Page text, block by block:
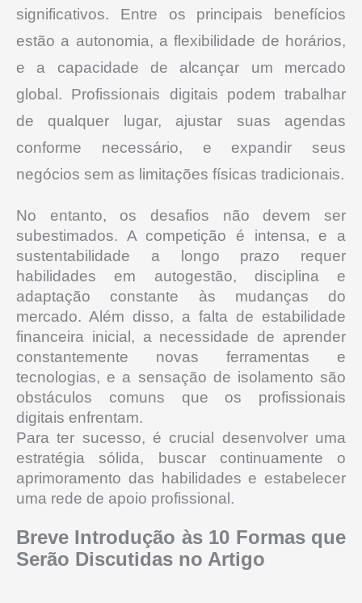
significativos. Entre os principais benefícios
estão a autonomia, a flexibilidade de horários,
e a capacidade de alcançar um mercado
global. Profissionais digitais podem trabalhar
de qualquer lugar, ajustar suas agendas
conforme necessário, e expandir seus
negócios sem as limitações físicas tradicionais.
No entanto, os desafios não devem ser
subestimados. A competição é intensa, e a
sustentabilidade a longo prazo requer
habilidades em autogestão, disciplina e
adaptação constante às mudanças do
mercado. Além disso, a falta de estabilidade
financeira inicial, a necessidade de aprender
constantemente novas ferramentas e
tecnologias, e a sensação de isolamento são
obstáculos comuns que os profissionais
digitais enfrentam.
Para ter sucesso, é crucial desenvolver uma
estratégia sólida, buscar continuamente o
aprimoramento das habilidades e estabelecer
uma rede de apoio profissional.
Breve Introdução às 10 Formas que
Serão Discutidas no Artigo